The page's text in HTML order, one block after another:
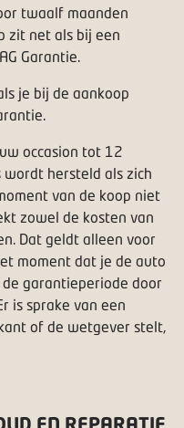
twaalf maanden
zit net als bij een
Garantie.
je bij de aankoop
occasion tot 12
wordt hersteld als zich
van de koop niet
zowel de kosten van
Dat geldt alleen voor
moment dat je de auto
garantieperiode door
is sprake van een
of de wetgever stelt,
EN REPARATIE